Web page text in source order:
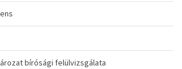
bírósági felülvizsgálata